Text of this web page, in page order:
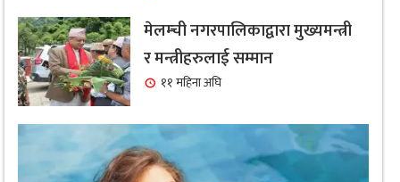
मेलम्ची नगरपालिकाद्वारा मुख्यमन्त्री
र मन्त्रीहरुलाई सम्मान
११ महिना अघि